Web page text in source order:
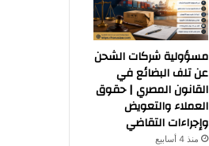
مسؤولية شركات الشحن
عن تلف البضائع في
القانون المصري | حقوق
العملاء والتعويض
وإجراءات التقاضي
منذ 4 أسابيع